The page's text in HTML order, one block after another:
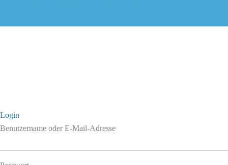
Login
Benutzername oder E-Mail-Adresse